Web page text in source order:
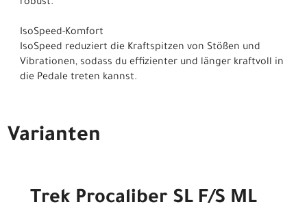
robust.
IsoSpeed-Komfort
IsoSpeed reduziert die Kraftspitzen von Stößen und
Vibrationen, sodass du effizienter und länger kraftvoll in
die Pedale treten kannst.
Varianten
Trek Procaliber SL F/S ML